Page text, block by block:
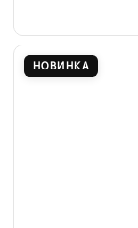
НОВИНКА